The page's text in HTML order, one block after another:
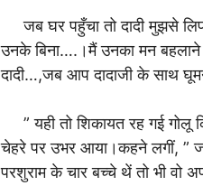
जब घर पहुँचा तो दादी मुझसे
उनके बिना….।मैं उनका मन बहलाने
दादी…,जब आप दादाजी के साथ
” यही तो शिकायत रह गई गोलू
चेहरे पर उभर आया।कहने लगीं, ”
परशुराम के चार बच्चे थें तो भी वो